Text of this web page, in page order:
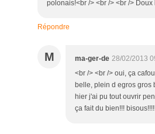
polonais!<br /> <br /> <br />
Répondre
M ma-ger-de 28/02/2013
<br /> <br /> oui, ça
belle, plein d egros gros
hier j'ai pu tout ouvrir
ça fait du bien!!!